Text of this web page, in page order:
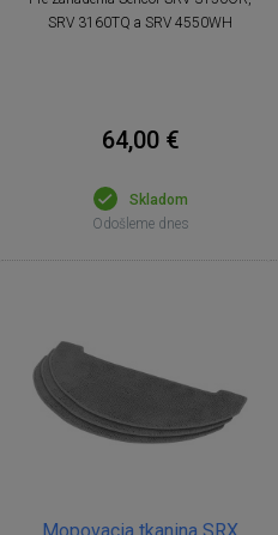
SRV 3160TQ a SRV 4550WH
64,00 €
Skladom
Odošleme dnes
Mopovacia tkanina SRX